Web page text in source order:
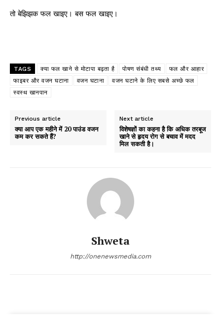
तो बेझिझक फल खाइए। बस फल खाइए।
TAGS क्या फल खाने से मोटापा बढ़ता है पोषण संबंधी तथ्य
फल और आहार
फाइबर और वजन घटाना
वजन घटाना
वजन घटाने के लिए सबसे अच्छे फल
स्वस्थ खानपान
Previous article
क्या आप एक महीने में 20 पाउंड वजन
कम कर सकते हैं?
Next article
विशेषज्ञों का कहना है कि अधिक तरबूज
खाने से हृदय रोग से बचाव में मदद
मिल सकती है।
Shweta
http://onenewsmedia.com